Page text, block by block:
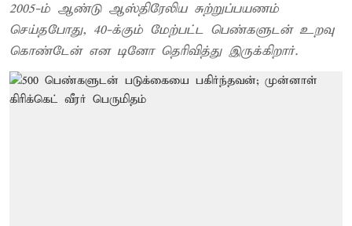
2005-ம் ஆண்டு ஆஸ்திரேலிய சுற்றுப்பயணம்
செய்தபோது, 40-க்கும் மேற்பட்ட பெண்களுடன் உறவு
கொண்டேன் என டினோ தெரிவித்து இருக்கிறார்.